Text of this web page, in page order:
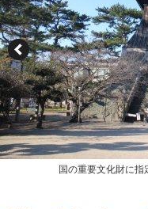
国の重要文化財に
国の重要文化財に